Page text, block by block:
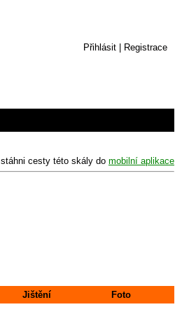
Přihlásit Registrace
stáhni cesty této skály do mobilní aplikace
Jištění
Foto